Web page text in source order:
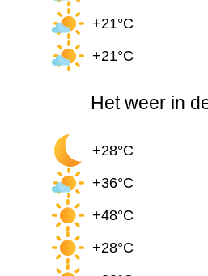
+21°C
+21°C
Het weer in
+28°C
+36°C
+48°C
+28°C